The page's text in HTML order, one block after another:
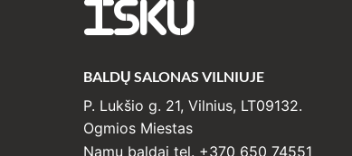
ISKU
BALDŲ SALONAS VILNIUJE
P. Lukšio g. 21, Vilnius, LT09132.
Ogmios Miestas
Namų baldai tel. +370 650 74551